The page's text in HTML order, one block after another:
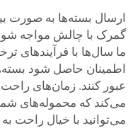
ارسال بسته‌ها به صورت
گمرک با چالش مواجه شود،
ما سال‌ها با فرآیندهای
اطمینان حاصل شود
عبور کنند. زمان‌های
می‌کند که محموله‌های شما
می‌توانید با خیال راحت